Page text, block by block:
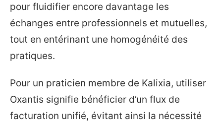
pour fluidifier encore davantage les
échanges entre professionnels et mutuelles,
tout en entérinant une homogénéité des
pratiques.
Pour un praticien membre de Kalixia, utiliser
Oxantis signifie bénéficier d’un flux de
facturation unifié, évitant ainsi la nécessité